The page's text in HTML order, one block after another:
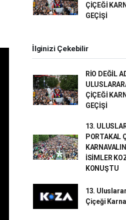
ÇİÇEĞİ
GEÇİŞİ
İlginizi Çekebilir
RİO DEĞİL
ÇİÇEĞİ
GEÇİŞİ
13.
PORTAKAL
İSİMLER
KONUŞTU
13.
Çiçeği